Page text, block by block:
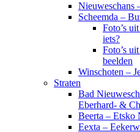
Nieuweschans
Scheemda –
Foto’s
iets?
Foto’s
beelden
Winschoten –
Straten
Bad
Eberhard- &
Beerta – Etsko
Eexta –